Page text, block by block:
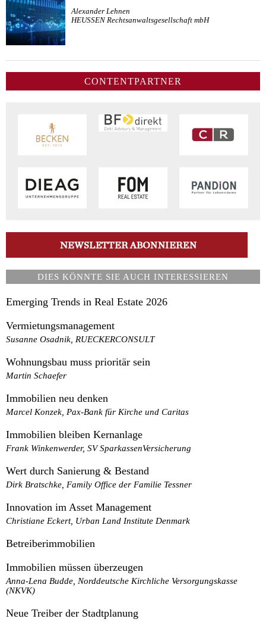
Alexander Lehnen
HEUSSEN Rechtsanwaltsgesellschaft mbH
CONTENTPARTNER
DIES KÖNNTE SIE AUCH INTERESSIEREN
Emerging Trends in Real Estate 2026
Vermietungsmanagement
Susanne Osadnik, RUECKERCONSULT
Wohnungsbau muss prioritär sein
Martin Schaefer
Immobilien neu denken
Marcel Konzek, Pax-Bank für Kirche und Caritas
Immobilien bleiben Kernanlage
Frank Winkenwerder, SV SparkassenVersicherung
Wert durch Sanierung & Bestand
Dirk Bratschke, Family Office der Familie Tessner
Innovation im Asset Management
Christiane Eckert, Urban Land Institute Denmark
Betreiberimmobilien
Immobilien müssen überzeugen
Anna-Lena Budde, Norddeutsche Kirchliche Versorgungskasse
(NKVK)
Neue Treiber der Stadtplanung